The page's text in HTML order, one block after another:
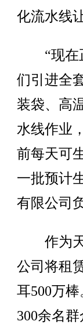
化流水线
“现在正
们引进全
装袋、高
水线作业
前每天可
一批预计
有限公司
作为天
公司将租
耳500万
300余名